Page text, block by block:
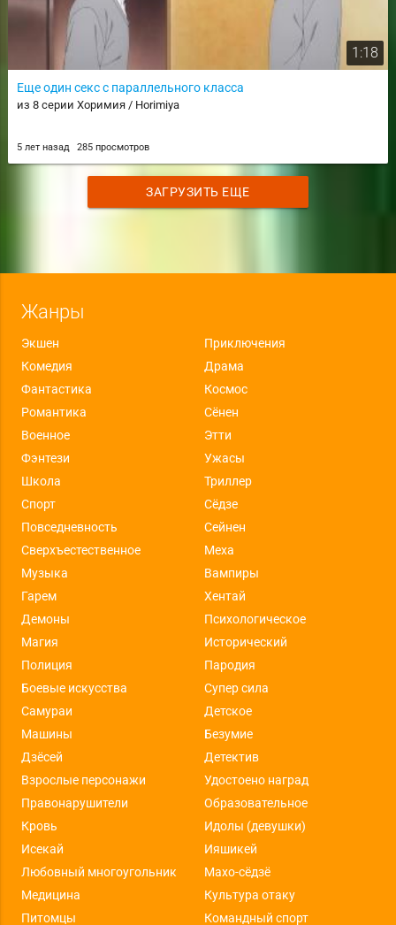
1:18
Еще один секс с параллельного класса
из 8 серии Хоримия / Horimiya
5 лет назад 285 просмотров
ЗАГРУЗИТЬ ЕЩЕ
Жанры
Экшен
Приключения
Комедия
Драма
Фантастика
Космос
Романтика
Сёнен
Военное
Этти
Фэнтези
Ужасы
Школа
Триллер
Спорт
Сёдзе
Повседневность
Сейнен
Сверхъестественное
Меха
Музыка
Вампиры
Гарем
Хентай
Демоны
Психологическое
Магия
Исторический
Полиция
Пародия
Боевые искусства
Супер сила
Самураи
Детское
Машины
Безумие
Дзёсей
Детектив
Взрослые персонажи
Удостоено наград
Правонарушители
Образовательное
Кровь
Идолы (девушки)
Исекай
Ияшикей
Любовный многоугольник
Махо-сёдзё
Медицина
Культура отаку
Питомцы
Командный спорт